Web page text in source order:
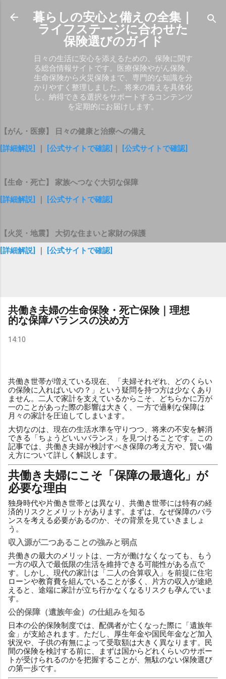
スキップしてメイン コンテンツに移動
暮らしの安心と備えの全集｜
ライフステージに合わせた
保険選びのガイド
日々の生活に安心を添えるための、保険に関す
る総合情報サイトです。医療保険やがん保険、
生命保険から火災保険まで、専門的な知識を分
かりやすく整理しました。将来の備えを具体化
し、納得できる選択をサポートするコンテンツ
を定期的にお届けします。
【がん・医療】 日々の健康と治療への備え
[詳細解説]
[公式サイトで確認] [公式サイトで確認]
【生命・死亡】 家族へつなぐ大切な保障
[詳細解説]
[公式サイトで確認]
【火災・地震】 大切な住まいと家財の保護
[詳細解説]
[公式サイトで確認]
共働き夫婦の生命保険・死亡保険｜理想
的な保障バランスの決め方
14:10
共働き世帯が増えている現在、「夫婦それぞれ、どのくらい
の保険に入ればいいの？」という疑問を持つ方は少なくあり
ません。二人で家計を支えているからこそ、どちらかに万が
一のことがあった際の影響は大きく、一方で過剰な保障は
月々の家計を圧迫してしまいます。
大切なのは、現在の生活水準を守りつつ、将来の不安を解消
できる「ちょうどいいバランス」を見つけることです。この
記事では、共働き夫婦が検討すべき保障の考え方や、賢い備
え方について詳しく解説します。
共働き夫婦にこそ「保障の最適化」が
必要な理由
独身時代や片働き世帯とは異なり、共働き世帯には特有の経
済的リスクとメリットがあります。まずは、なぜ保障のバラ
ンスを考える必要があるのか、その背景を見ていきましょ
う。
収入源が二つあることの強みと弱点
共働きの最大のメリットは、一方が働けなくなっても、もう
一方の収入で最低限の生活を維持できる可能性がある点で
す。しかし、現代の家計は「二人の合算収入」を前提に住宅
ローンや教育費を組んでいることが多く、片方の収入が途絶
えると、途端に家計が立ち行かなくなるリスクも孕んでいま
す。
公的保障（遺族年金）の仕組みを知る
日本の公的保険制度では、配偶者が亡くなった際に「遺族年
金」が支給されます。ただし、厚生年金や国民年金など加入
状況や、子供の有無によって受取額は大きく異なります。民
間の保険を検討する前に、まずは国からどれくらいのサポー
トが受けられるのかを把握することが、無駄のない保険選び
の第一歩です。